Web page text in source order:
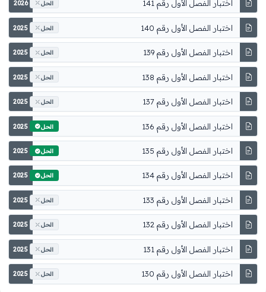
اختبار الفصل الأول رقم 141 2026 الحل
اختبار الفصل الأول رقم 140 2025 الحل
اختبار الفصل الأول رقم 139 2025 الحل
اختبار الفصل الأول رقم 138 2025 الحل
اختبار الفصل الأول رقم 137 2025 الحل
اختبار الفصل الأول رقم 136 2025 الحل
اختبار الفصل الأول رقم 135 2025 الحل
اختبار الفصل الأول رقم 134 2025 الحل
اختبار الفصل الأول رقم 133 2025 الحل
اختبار الفصل الأول رقم 132 2025 الحل
اختبار الفصل الأول رقم 131 2025 الحل
اختبار الفصل الأول رقم 130 2025 الحل